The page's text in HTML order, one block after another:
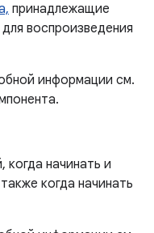
принадлежащие
воспроизведения
информации см.
начинать и
когда начинать